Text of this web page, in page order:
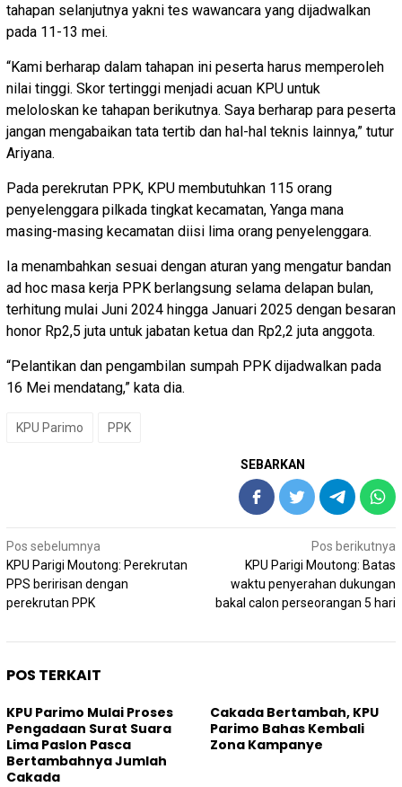
tahapan selanjutnya yakni tes wawancara yang dijadwalkan
pada 11-13 mei.
“Kami berharap dalam tahapan ini peserta harus memperoleh
nilai tinggi. Skor tertinggi menjadi acuan KPU untuk
meloloskan ke tahapan berikutnya. Saya berharap para peserta
jangan mengabaikan tata tertib dan hal-hal teknis lainnya,” tutur
Ariyana.
Pada perekrutan PPK, KPU membutuhkan 115 orang
penyelenggara pilkada tingkat kecamatan, Yanga mana
masing-masing kecamatan diisi lima orang penyelenggara.
Ia menambahkan sesuai dengan aturan yang mengatur bandan
ad hoc masa kerja PPK berlangsung selama delapan bulan,
terhitung mulai Juni 2024 hingga Januari 2025 dengan besaran
honor Rp2,5 juta untuk jabatan ketua dan Rp2,2 juta anggota.
“Pelantikan dan pengambilan sumpah PPK dijadwalkan pada
16 Mei mendatang,” kata dia.
KPU Parimo PPK
SEBARKAN
Navigasi
pos
Pos sebelumnya
KPU Parigi Moutong: Perekrutan
PPS beririsan dengan
perekrutan PPK
Pos berikutnya
KPU Parigi Moutong: Batas
waktu penyerahan dukungan
bakal calon perseorangan 5 hari
POS TERKAIT
KPU Parimo Mulai Proses
Pengadaan Surat Suara
Lima Paslon Pasca
Bertambahnya Jumlah
Cakada
Cakada Bertambah, KPU
Parimo Bahas Kembali
Zona Kampanye